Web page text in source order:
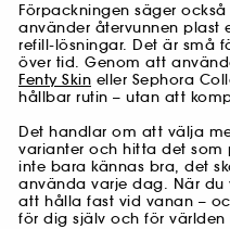
Förpackningen säger
använder återvunnen plast
refill-lösningar. Det är små
över tid. Genom att
Fenty Skin eller Sephora
hållbar rutin – utan att
Det handlar om att välja
varianter och hitta det som
inte bara kännas bra, det
använda varje dag. När
att hålla fast vid vanan –
för dig själv och för världen